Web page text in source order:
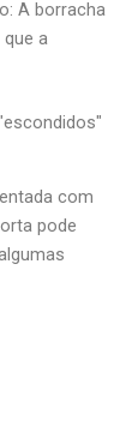
A borracha
que a
com
pode